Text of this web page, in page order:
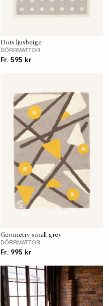
Dots ljusbeige
DÖRRMATTOR
Fr. 595 kr
Geometry small grey
DÖRRMATTOR
Fr. 995 kr